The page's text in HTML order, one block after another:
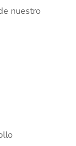
nuestro